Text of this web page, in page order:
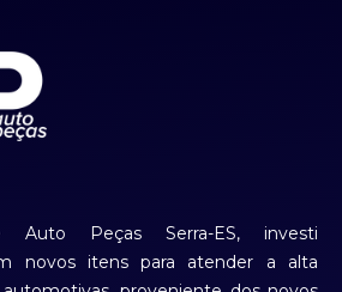
Peças Serra-ES, investi
novos itens para atender a alta